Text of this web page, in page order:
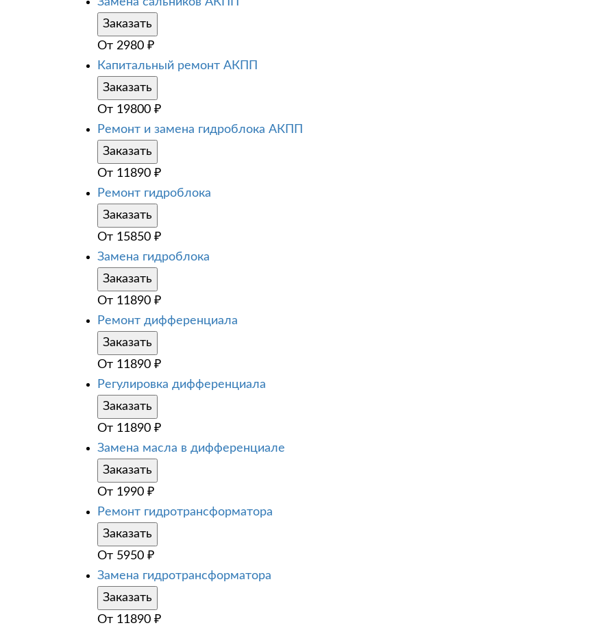
Заказать
От 2980 ₽
Капитальный ремонт АКПП
Заказать
От 19800 ₽
Ремонт и замена гидроблока АКПП
Заказать
От 11890 ₽
Ремонт гидроблока
Заказать
От 15850 ₽
Замена гидроблока
Заказать
От 11890 ₽
Ремонт дифференциала
Заказать
От 11890 ₽
Регулировка дифференциала
Заказать
От 11890 ₽
Замена масла в дифференциале
Заказать
От 1990 ₽
Ремонт гидротрансформатора
Заказать
От 5950 ₽
Замена гидротрансформатора
Заказать
От 11890 ₽